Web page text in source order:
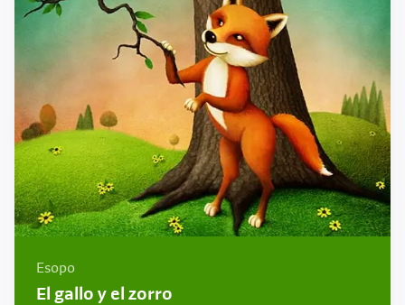
Esopo
El gallo y el zorro